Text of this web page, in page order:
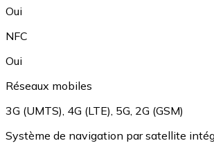
Oui
NFC
Oui
Réseaux mobiles
3G (UMTS) 4G (LTE) 5G 2G (GSM)
Système de navigation par satellite